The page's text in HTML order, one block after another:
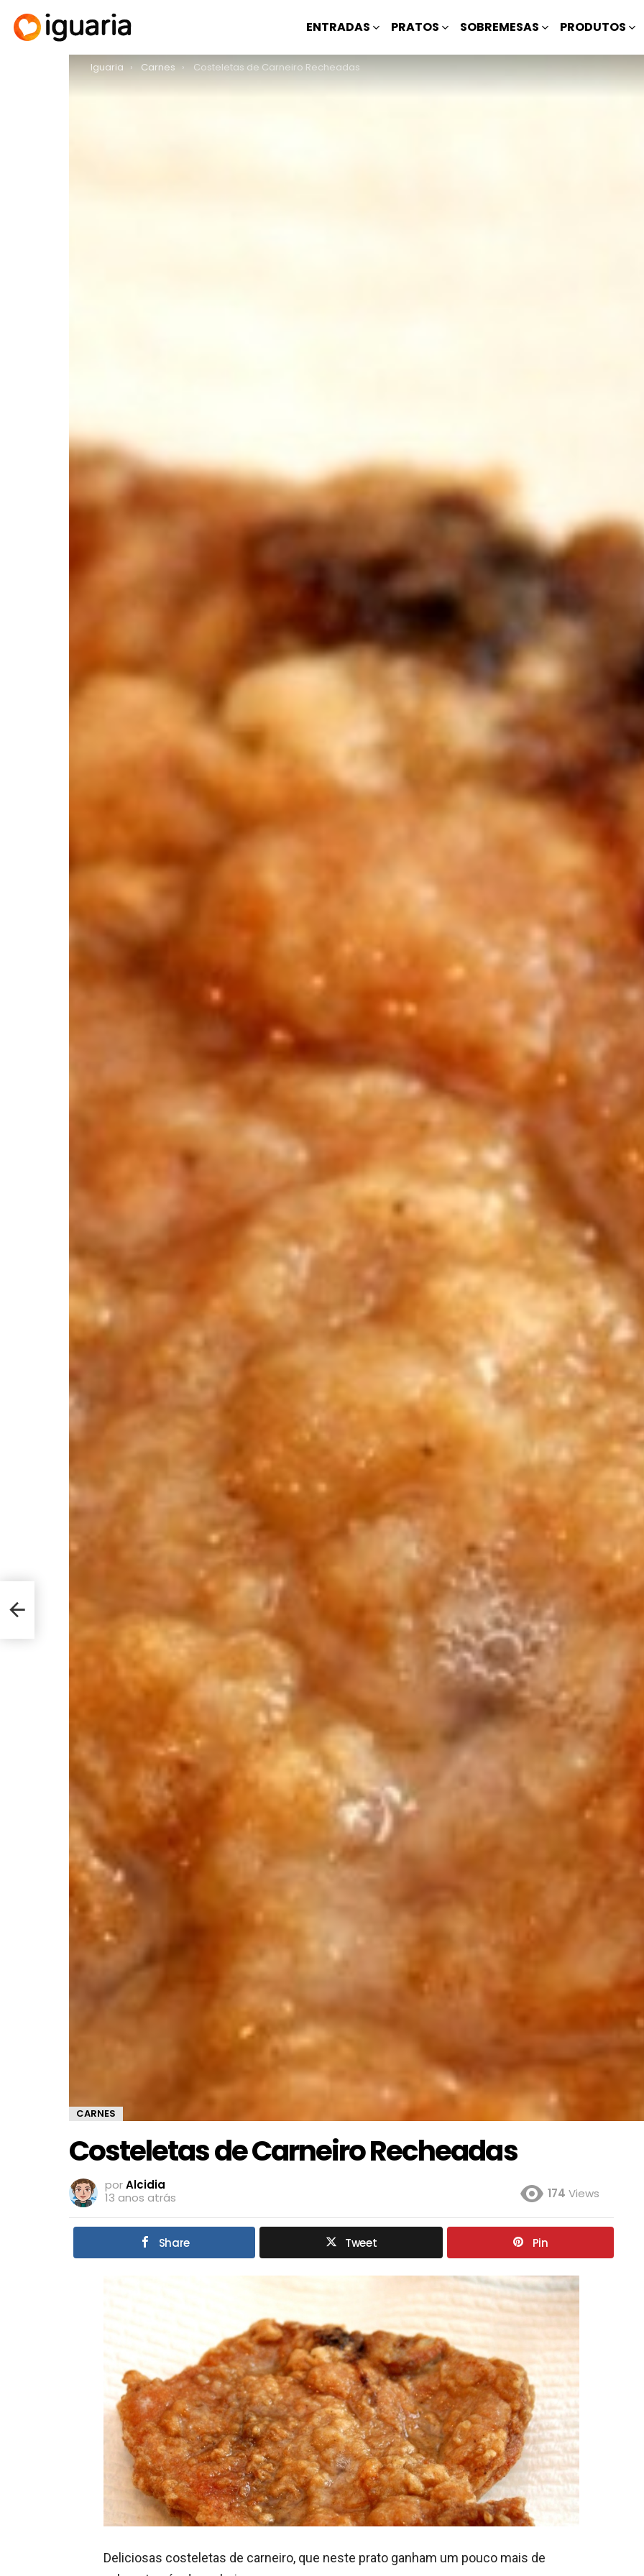
ENTRADAS PRATOS SOBREMESAS PRODUTOS
You are here:
Iguaria Carnes Costeletas de Carneiro Recheadas
CARNES
Costeletas de Carneiro Recheadas
porAlcidia
13 anos atrás
174 Views
Share Tweet Pin
Deliciosas costeletas de carneiro, que neste prato ganham um pouco mais de